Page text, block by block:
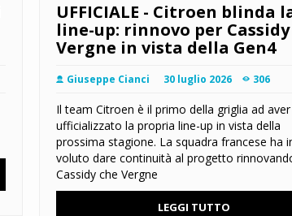
UFFICIALE - Citroen blinda
line-up: rinnovo per Cassidy
Vergne in vista della Gen4
Giuseppe Cianci 30 luglio 2026 306
Il team Citroen è il primo della griglia ad aver
ufficializzato la propria line-up in vista della
prossima stagione. La squadra francese ha
voluto dare continuità al progetto
Cassidy che Vergne
LEGGI TUTTO